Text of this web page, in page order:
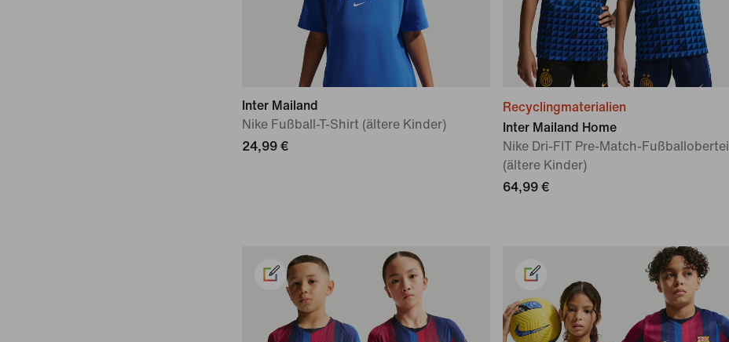
Inter Mailand
Nike Fußball-T-Shirt (ältere Kinder)
24,99 €
Recyclingmaterialien
Inter Mailand Home
Nike Dri-FIT Pre-Match-Fußballoberteil
(ältere Kinder)
64,99 €